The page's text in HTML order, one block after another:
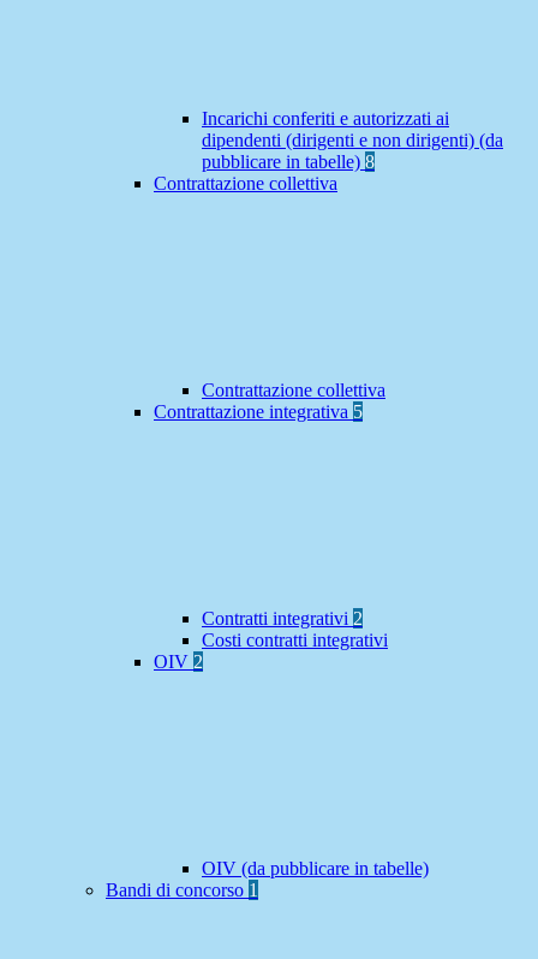
Incarichi conferiti e autorizzati ai
dipendenti (dirigenti e non dirigenti) (da
pubblicare in tabelle) 8
Contrattazione collettiva
Contrattazione collettiva
Contrattazione integrativa 5
Contratti integrativi 2
Costi contratti integrativi
OIV 2
OIV (da pubblicare in tabelle)
Bandi di concorso 1